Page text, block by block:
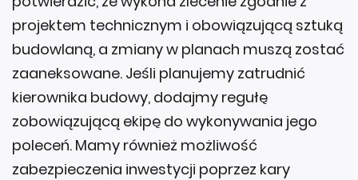
projektem technicznym i obowiązującą sztuką
budowlaną, a zmiany w planach muszą zostać
zaaneksowane. Jeśli planujemy zatrudnić
kierownika budowy, dodajmy regułę
zobowiązującą ekipę do wykonywania jego
poleceń. Mamy również możliwość
zabezpieczenia inwestycji poprzez kary